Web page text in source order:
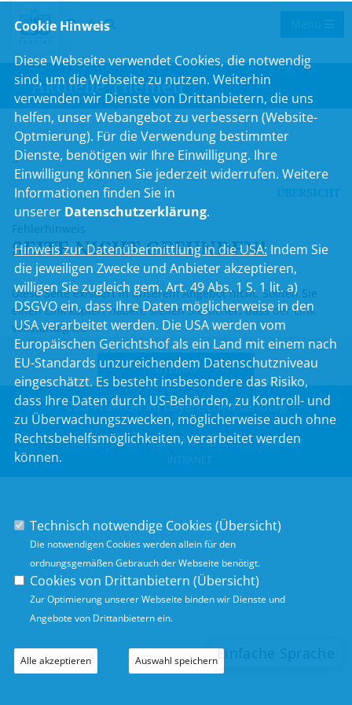
Menu
Aktuelle Themen
..
ÜBERSICHT
Fehlerhinweis
SEITE NICHT GEFUNDEN!
Diese Seite existiert in unserem Angebot nicht. Sollten Sie
einen Link kopiert haben, stellen Sie sicher, dass der Link
vollständig ist.
SITEMAP
CSU-Fraktion im Bayerischen Landtag
IMPRESSUM DATENSCHUTZ
KONTAKT
INTRANET
Cookie Hinweis
Diese Webseite verwendet Cookies, die notwendig
sind, um die Webseite zu nutzen. Weiterhin
verwenden wir Dienste von Drittanbietern, die uns
helfen, unser Webangebot zu verbessern (Website-
Optmierung). Für die Verwendung bestimmter
Dienste, benötigen wir Ihre Einwilligung. Ihre
Einwilligung können Sie jederzeit widerrufen. Weitere
Informationen finden Sie in
unserer Datenschutzerklärung.
Hinweis zur Datenübermittlung in die USA: Indem Sie
die jeweiligen Zwecke und Anbieter akzeptieren,
willigen Sie zugleich gem. Art. 49 Abs. 1 S. 1 lit. a)
DSGVO ein, dass Ihre Daten möglicherweise in den
USA verarbeitet werden. Die USA werden vom
Europäischen Gerichtshof als ein Land mit einem nach
EU-Standards unzureichendem Datenschutzniveau
eingeschätzt. Es besteht insbesondere das Risiko,
dass Ihre Daten durch US-Behörden, zu Kontroll- und
zu Überwachungszwecken, möglicherweise auch ohne
Rechtsbehelfsmöglichkeiten, verarbeitet werden
können.
Technisch notwendige Cookies (Übersicht)
Die notwendigen Cookies werden allein für den
ordnungsgemäßen Gebrauch der Webseite benötigt.
Cookies von Drittanbietern (Übersicht)
Zur Optimierung unserer Webseite binden wir Dienste und
Angebote von Drittanbietern ein.
Alle akzeptieren Auswahl speichern